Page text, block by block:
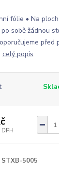
fólie • Na
sobě žádnou
před
celý popis
STXB-5005